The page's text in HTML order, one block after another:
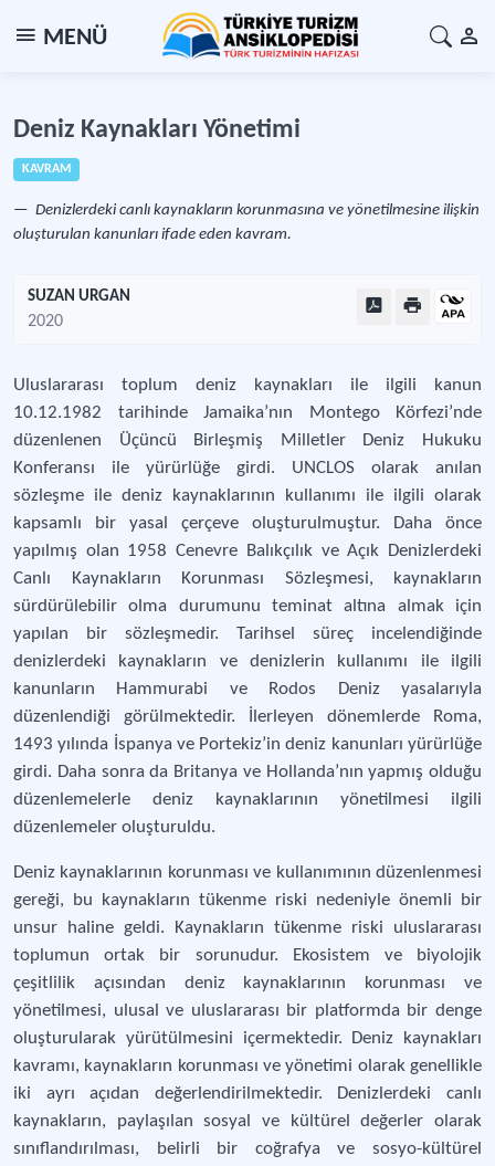
MENÜ
Deniz Kaynakları Yönetimi
KAVRAM
Denizlerdeki canlı kaynakların korunmasına ve yönetilmesine ilişkin
oluşturulan kanunları ifade eden kavram.
SUZAN URGAN
2020
Uluslararası toplum deniz kaynakları ile ilgili kanun
10.12.1982 tarihinde Jamaika’nın Montego Körfezi’nde
düzenlenen Üçüncü Birleşmiş Milletler Deniz Hukuku
Konferansı ile yürürlüğe girdi. UNCLOS olarak anılan
sözleşme ile deniz kaynaklarının kullanımı ile ilgili olarak
kapsamlı bir yasal çerçeve oluşturulmuştur. Daha önce
yapılmış olan 1958 Cenevre Balıkçılık ve Açık Denizlerdeki
Canlı Kaynakların Korunması Sözleşmesi, kaynakların
sürdürülebilir olma durumunu teminat altına almak için
yapılan bir sözleşmedir. Tarihsel süreç incelendiğinde
denizlerdeki kaynakların ve denizlerin kullanımı ile ilgili
kanunların Hammurabi ve Rodos Deniz yasalarıyla
düzenlendiği görülmektedir. İlerleyen dönemlerde Roma,
1493 yılında İspanya ve Portekiz’in deniz kanunları yürürlüğe
girdi. Daha sonra da Britanya ve Hollanda’nın yapmış olduğu
düzenlemelerle deniz kaynaklarının yönetilmesi ilgili
düzenlemeler oluşturuldu.
Deniz kaynaklarının korunması ve kullanımının düzenlenmesi
gereği, bu kaynakların tükenme riski nedeniyle önemli bir
unsur haline geldi. Kaynakların tükenme riski uluslararası
toplumun ortak bir sorunudur. Ekosistem ve biyolojik
çeşitlilik açısından deniz kaynaklarının korunması ve
yönetilmesi, ulusal ve uluslararası bir platformda bir denge
oluşturularak yürütülmesini içermektedir. Deniz kaynakları
kavramı, kaynakların korunması ve yönetimi olarak genellikle
iki ayrı açıdan değerlendirilmektedir. Denizlerdeki canlı
kaynakların, paylaşılan sosyal ve kültürel değerler olarak
sınıflandırılması, belirli bir coğrafya ve sosyo-kültürel